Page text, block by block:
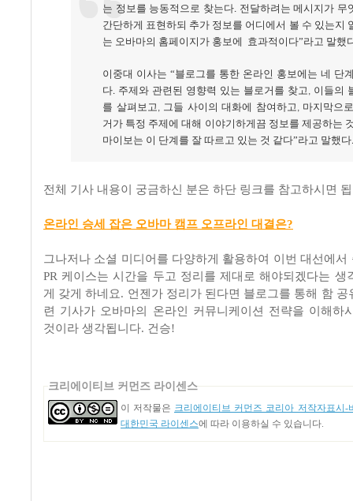
는 정보를 능동적으로 찾는다. 전달하려는 메시지가 무
간단하게 표현하되 추가 정보를 어디에서 볼 수 있는지
는 오바마의 홈페이지가 홍보에 효과적이다”라고 말했
이중대 이사는 “블로그를 통한 온라인 홍보에는 네 단
다. 주제와 관련된 영향력 있는 블로거를 찾고, 이들의
를 살펴보고, 그들 사이의 대화에 참여하고, 마지막으
거가 특정 주제에 대해 이야기하게끔 정보를 제공하는
마이보는 이 단계를 잘 따르고 있는 것 같다”라고 말했다.
전체 기사 내용이 궁금하신 분은 하단 링크를 참고하시면
온라인 승세 잡은 오바마 캠프 오프라인 대결은?
그나저나 소셜 미디어를 다양하게 활용하여 이번 대선에서
PR 케이스는 시간을 두고 정리를 제대로 해야되겠다는 생
게 갖게 하네요. 언젠가 정리가 된다면 블로그를 통해 함 공
련 기사가 오바마의 온라인 커뮤니케이션 전략을 이해하
것이라 생각됩니다. 건승!
크리에이티브 커먼즈 라이센스
이 저작물은 크리에이티브 커먼즈 코리아 저작자표시-
대한민국 라이센스에 따라 이용하실 수 있습니다.